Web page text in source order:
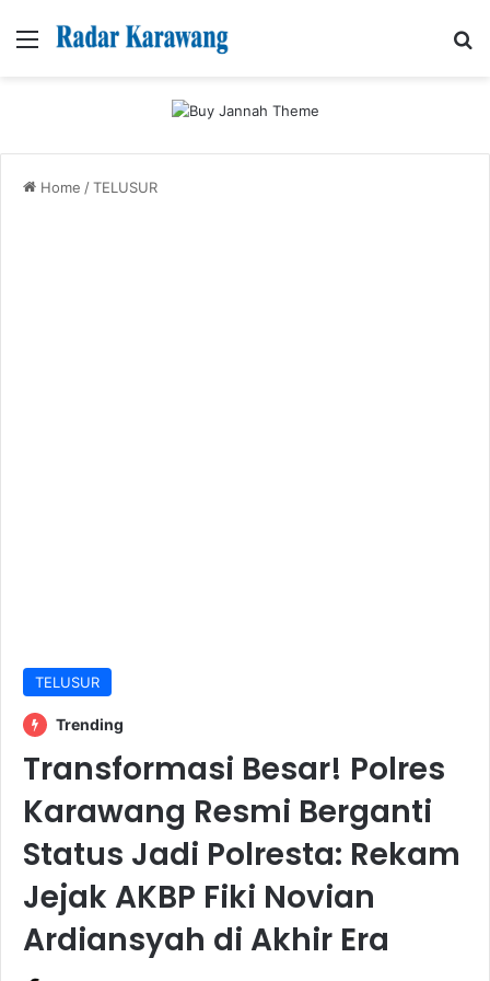
Menu
Home /TELUSUR
TELUSUR
Trending
Transformasi Besar! Polres
Karawang Resmi Berganti
Status Jadi Polresta: Rekam
Jejak AKBP Fiki Novian
Ardiansyah di Akhir Era